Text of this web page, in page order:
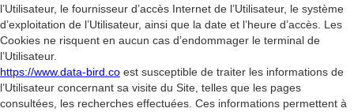
l’Utilisateur, le fournisseur d’accès Internet de l’Utilisateur, le système
d’exploitation de l’Utilisateur, ainsi que la date et l’heure d’accès. Les
Cookies ne risquent en aucun cas d’endommager le terminal de
l’Utilisateur.
https://www.data-bird.co est susceptible de traiter les informations de
l’Utilisateur concernant sa visite du Site, telles que les pages
consultées, les recherches effectuées. Ces informations permettent à